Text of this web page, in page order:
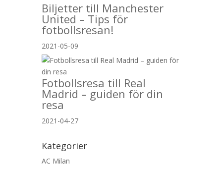
Biljetter till Manchester
United – Tips för
fotbollsresan!
2021-05-09
Fotbollsresa till Real
Madrid – guiden för din
resa
2021-04-27
Kategorier
AC Milan